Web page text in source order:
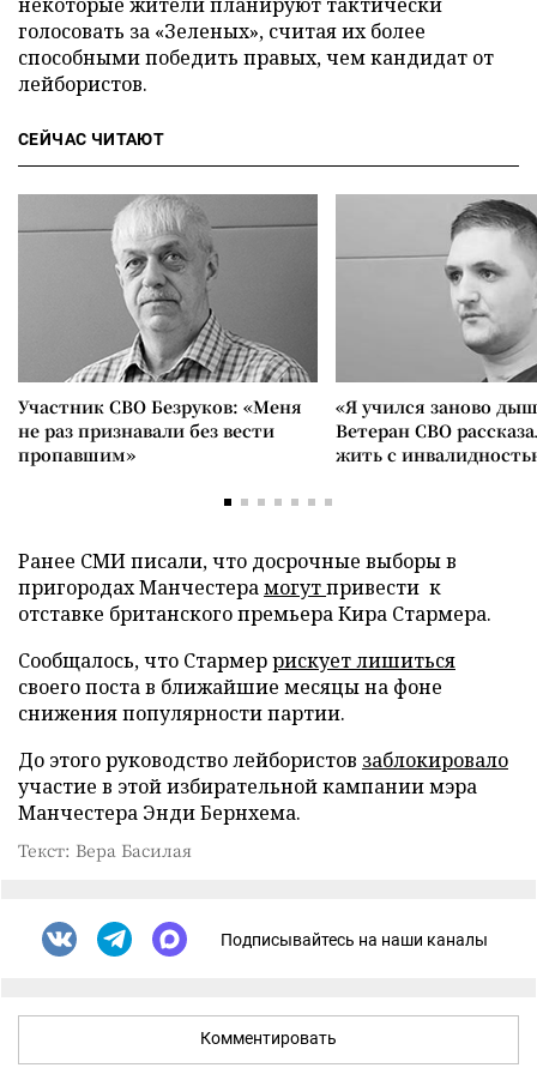
голосовать за «Зеленых», считая их более
способными победить правых, чем кандидат от
лейбористов.
СЕЙЧАС ЧИТАЮТ
Участник СВО Безруков: «Меня
не раз признавали без вести
пропавшим»
«Я учился заново
Ветеран СВО
жить с
Ранее СМИ писали, что досрочные выборы в
пригородах Манчестерамогутпривести к
отставке британского премьера Кира Стармера.
Сообщалось, что Стармеррискует лишиться
своего поста в ближайшие месяцы на фоне
снижения популярности партии.
До этого руководство лейбористов заблокировало
участие в этой избирательной кампании мэра
Манчестера Энди Бернхема.
Текст: Вера Басилая
Подписывайтесь на наши каналы
Комментировать